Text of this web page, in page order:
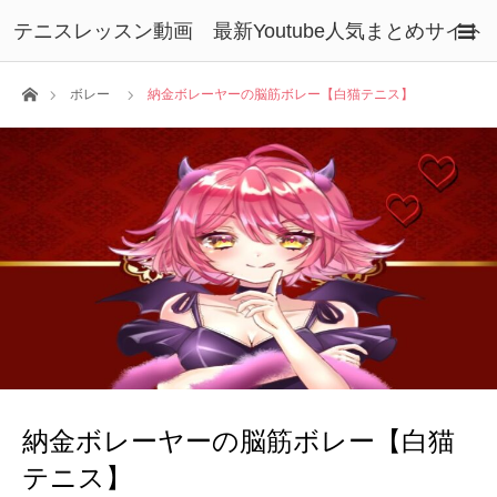
テニスレッスン動画 最新Youtube人気まとめサイト
ホームボレー 納金ボレーヤーの脳筋ボレー【白猫テニス】
納金ボレーヤーの脳筋ボレー【白猫
テニス】